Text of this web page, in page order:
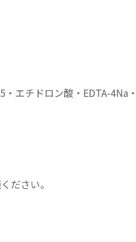
エチドロン酸・EDTA-4Na
ださい。